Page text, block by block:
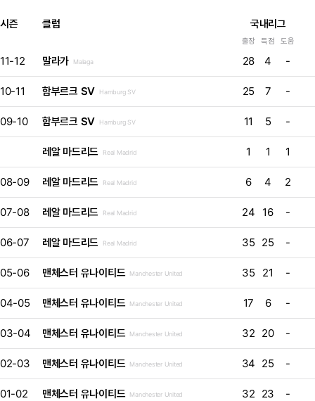
시즌 클럽 국내리그
출장 득점 도움
11-12 말라가 Malaga 28 4 -
10-11 함부르크 SV Hamburg SV 25 7 -
09-10 함부르크 SV Hamburg SV 11 5 -
레알 마드리드 Real Madrid 1 1 1
08-09 레알 마드리드 Real Madrid 6 4 2
07-08 레알 마드리드 Real Madrid 24 16 -
06-07 레알 마드리드 Real Madrid 35 25 -
05-06 맨체스터 유나이티드 Manchester United 35 21 -
04-05 맨체스터 유나이티드 Manchester United 17 6 -
03-04 맨체스터 유나이티드 Manchester United 32 20 -
02-03 맨체스터 유나이티드 Manchester United 34 25 -
01-02 맨체스터 유나이티드 Manchester United 32 23 -